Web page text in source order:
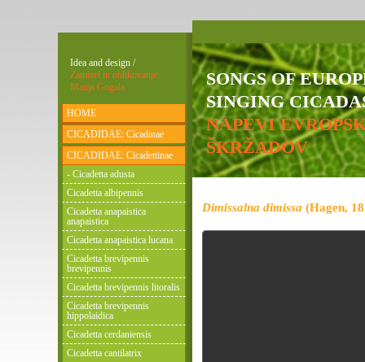
SONGS OF
SINGING
NAPEVI
ŠKRŽADOV
Dimissalna dimissa (Hagen,
Idea and design /
Zamisel in oblikovanje:
Matija Gogala
HOME
CICADIDAE: Cicadinae
CICADIDAE: Cicadettinae
- Cicadetta adusta
Cicadetta albipennis
Cicadetta anapaistica
anapaistica
Cicadetta anapaistica lucana
Cicadetta brevipennis
brevipennis
Cicadetta brevipennis litoralis
Cicadetta brevipennis
hippolaidica
Cicadetta cerdaniensis
Cicadetta cantilatrix